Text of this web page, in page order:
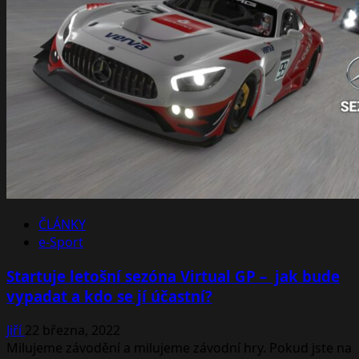
LOBBY
podpoří
vyhořelí
útulek,
proběhne
tuto
sobotu
ČLÁNKY
e-Sport
Startuje letošní sezóna Virtual GP – jak bude
vypadat a kdo se jí účastní?
Jiří22 března, 2022
Milujeme závodění a milujeme závodní hry. Pokud jste na